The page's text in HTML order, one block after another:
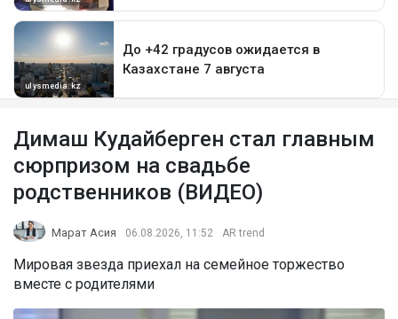
Димаш Кудайберген стал главным
сюрпризом на свадьбе
родственников (ВИДЕО)
Марат Асия 06.08.2026, 11:52 AR trend
Мировая звезда приехал на семейное торжество
вместе с родителями